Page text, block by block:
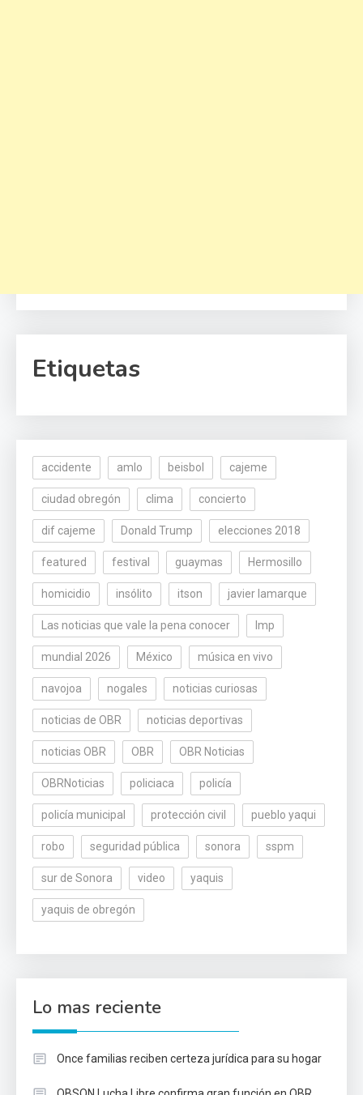
Etiquetas
accidente amlo beisbol cajeme
ciudad obregón clima concierto
dif cajeme Donald Trump elecciones 2018
featured festival guaymas Hermosillo
homicidio insólito itson javier lamarque
Las noticias que vale la pena conocer lmp
mundial 2026 México música en vivo
navojoa nogales noticias curiosas
noticias de OBR noticias deportivas
noticias OBR OBR OBR Noticias
OBRNoticias policiaca policía
policía municipal protección civil pueblo yaqui
robo seguridad pública sonora sspm
sur de Sonora video yaquis
yaquis de obregón
Lo mas reciente
Once familias reciben certeza jurídica para su hogar